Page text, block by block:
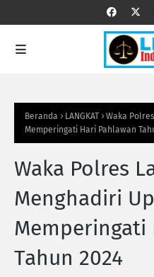
Beranda LANGKAT
Waka
Memperingati Hari Pahlawan
Waka Polres
Menghadiri
Memperingati
Tahun 2024